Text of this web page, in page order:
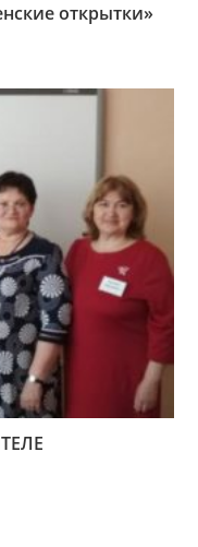
открытки»